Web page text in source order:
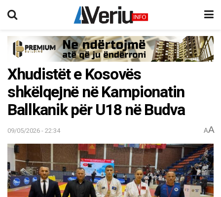
Xhudistët e Kosovës
shkëlqejnë në Kampionatin
Ballkanik për U18 në Budva
09/05/2026 - 22:34 AA